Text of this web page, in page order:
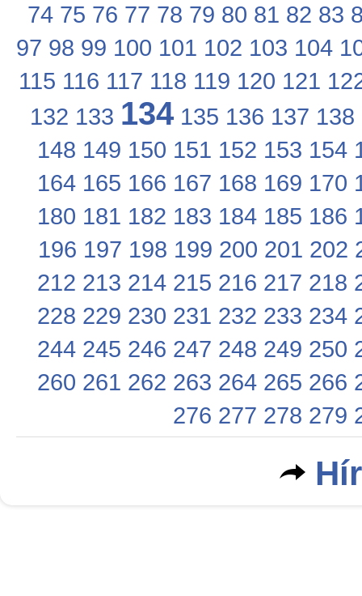
74 75 76 77 78 79 80 81 82 83
97 98 99 100 101 102 103 104
115 116 117 118 119 120 121
132 133 134 135 136 137 138
148 149 150 151 152 153 154
164 165 166 167 168 169 170
180 181 182 183 184 185 186
196 197 198 199 200 201 202
212 213 214 215 216 217 218
228 229 230 231 232 233 234
244 245 246 247 248 249 250
260 261 262 263 264 265 266
276 277 278 279